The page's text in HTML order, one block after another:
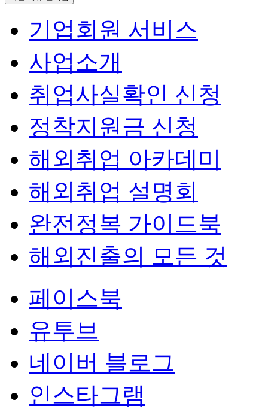
기업회원 서비스
사업소개
취업사실확인 신청
정착지원금 신청
해외취업 아카데미
해외취업 설명회
완전정복 가이드북
해외진출의 모든 것
페이스북
유투브
네이버 블로그
인스타그램